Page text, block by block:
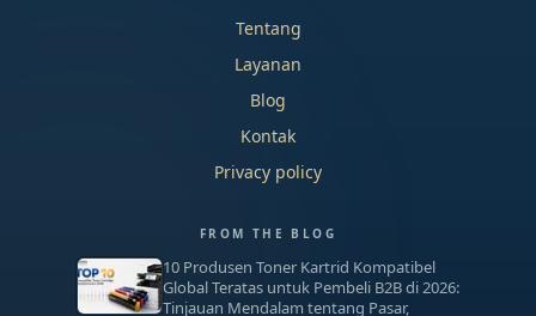
Tentang
Layanan
Blog
Kontak
Privacy policy
FROM THE BLOG
10 Produsen Toner Kartrid Kompatibel
Global Teratas untuk Pembeli B2B di 2026:
Tinjauan Mendalam tentang Pasar,